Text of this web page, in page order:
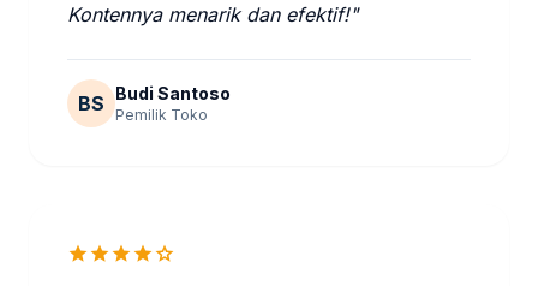
Kontennya menarik dan efektif!"
BS Budi Santoso
Pemilik Toko
starstarstarstarstar